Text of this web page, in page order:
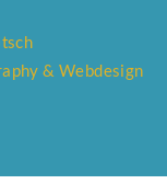
& Webdesign